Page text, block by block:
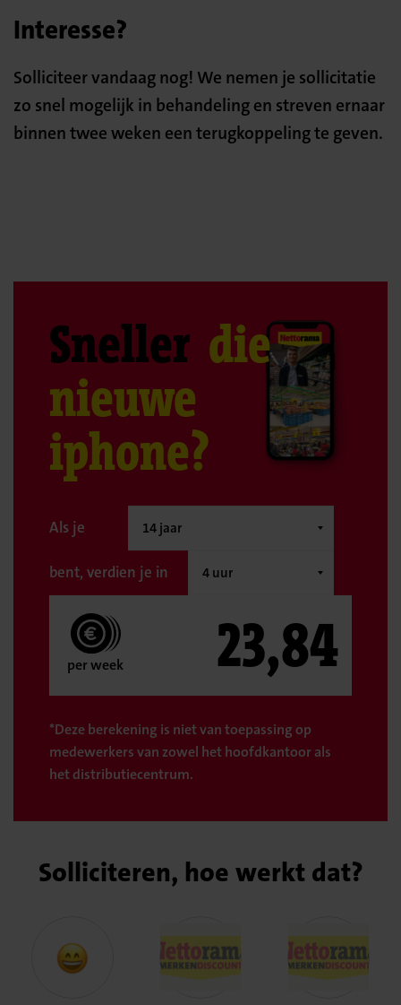
Interesse?
Solliciteer vandaag nog! We nemen je sollicitatie
zo snel mogelijk in behandeling en streven ernaar
binnen twee weken een terugkoppeling te geven.
Sneller die
nieuwe
iphone?
Als je
bent, verdien je in
per week 23,84
*Deze berekening is niet van toepassing op
medewerkers van zowel het hoofdkantoor als
het distributiecentrum.
Solliciteren, hoe werkt dat?